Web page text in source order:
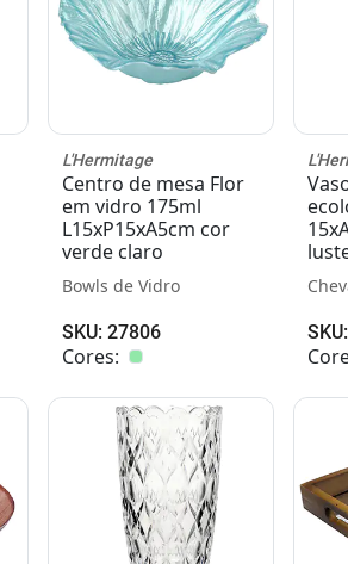
L'Hermitage
Centro de mesa Flor
em vidro 175ml
L15xP15xA5cm cor
verde claro
Bowls de Vidro
SKU: 27806
Cores: